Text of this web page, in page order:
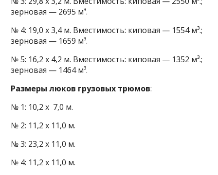
зерновая — 2695 м³.
№ 4: 19,0 х 3,4 м. Вместимость: киповая — 1554 м³.;
зерновая — 1659 м³.
№ 5: 16,2 х 4,2 м. Вместимость: киповая — 1352 м³.;
зерновая — 1464 м³.
Размеры люков грузовых трюмов:
№ 1: 10,2 х 7,0 м.
№ 2: 11,2 х 11,0 м.
№ 3: 23,2 х 11,0 м.
№ 4: 11,2 х 11,0 м.